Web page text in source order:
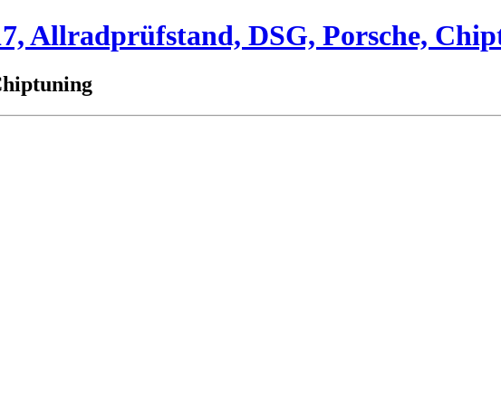
Allradprüfstand, DSG, Porsche,